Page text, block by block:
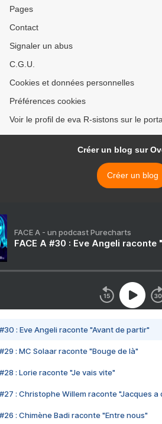
Pages
Contact
Signaler un abus
C.G.U.
Cookies et données personnelles
Préférences cookies
Voir le profil de eva R-sistons sur le
Créer un blog sur
Créer un blog
FACE A - un podcast Purecharts
FACE A #30 : Eve Angeli raconte
#30 : Eve Angeli raconte "Avant de partir"
#29 : MC Solaar raconte "Bouge de là"
#28 : Lorie raconte "Je vais vite"
#27 : Christophe Willem raconte "Jacques a
#26 : Chimène Badi raconte "Entre nous"